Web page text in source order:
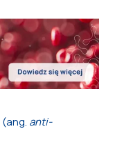
(ang. anti-